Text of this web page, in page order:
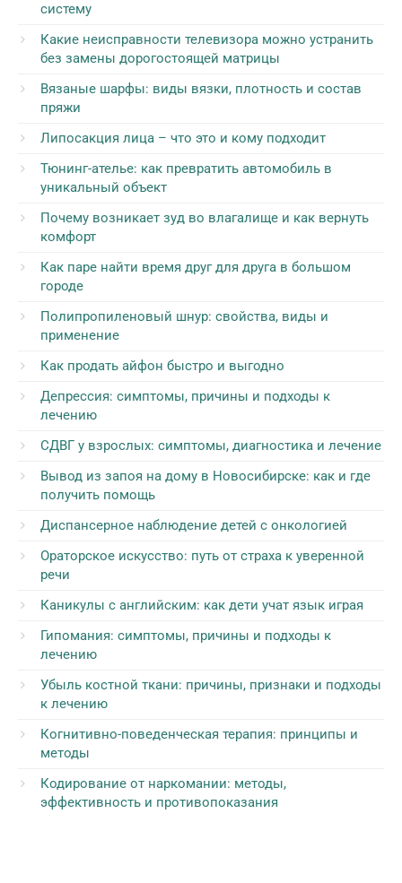
систему
Какие неисправности телевизора можно устранить
без замены дорогостоящей матрицы
Вязаные шарфы: виды вязки, плотность и состав
пряжи
Липосакция лица – что это и кому подходит
Тюнинг-ателье: как превратить автомобиль в
уникальный объект
Почему возникает зуд во влагалище и как вернуть
комфорт
Как паре найти время друг для друга в большом
городе
Полипропиленовый шнур: свойства, виды и
применение
Как продать айфон быстро и выгодно
Депрессия: симптомы, причины и подходы к
лечению
СДВГ у взрослых: симптомы, диагностика и лечение
Вывод из запоя на дому в Новосибирске: как и где
получить помощь
Диспансерное наблюдение детей с онкологией
Ораторское искусство: путь от страха к уверенной
речи
Каникулы с английским: как дети учат язык играя
Гипомания: симптомы, причины и подходы к
лечению
Убыль костной ткани: причины, признаки и подходы
к лечению
Когнитивно-поведенческая терапия: принципы и
методы
Кодирование от наркомании: методы,
эффективность и противопоказания